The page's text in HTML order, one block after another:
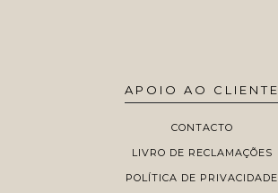
APOIO AO CLIENTE
CONTACTO
LIVRO DE RECLAMAÇÕES
POLÍTICA DE PRIVACIDADE